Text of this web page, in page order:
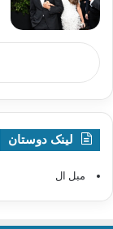
لینک دوستان
مبل ال